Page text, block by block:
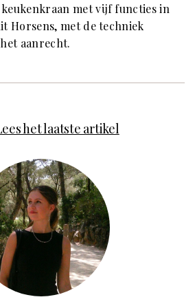
keukenkraan met vijf functies in
Horsens, met de techniek
aanrecht.
het laatste artikel